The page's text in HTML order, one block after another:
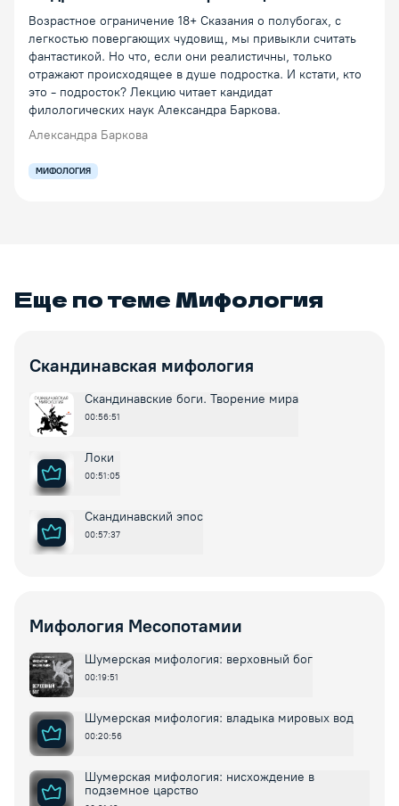
Возрастное ограничение 18+ Сказания о полубогах, с
легкостью повергающих чудовищ, мы привыкли считать
фантастикой. Но что, если они реалистичны, только
отражают происходящее в душе подростка. И кстати, кто
это - подросток? Лекцию читает кандидат
филологических наук Александра Баркова.
Александра Баркова
МИФОЛОГИЯ
Еще по темеМифология
Скандинавская мифология
Скандинавские боги. Творение мира
00:56:51
Локи
00:51:05
Скандинавский эпос
00:57:37
Мифология Месопотамии
Шумерская мифология: верховный бог
00:19:51
Шумерская мифология: владыка мировых вод
00:20:56
Шумерская мифология: нисхождение в
подземное царство